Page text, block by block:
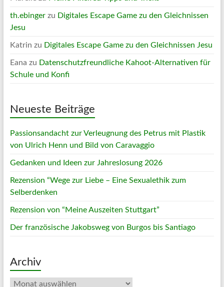
th.ebingerzu Digitales Escape Game zu den Gleichnissen
Jesu
Katrin zu Digitales Escape Game zu den Gleichnissen Jesu
Eana zu Datenschutzfreundliche Kahoot-Alternativen für
Schule und Konfi
Neueste Beiträge
Passionsandacht zur Verleugnung des Petrus mit Plastik
von Ulrich Henn und Bild von Caravaggio
Gedanken und Ideen zur Jahreslosung 2026
Rezension “Wege zur Liebe – Eine Sexualethik zum
Selberdenken
Rezension von “Meine Auszeiten Stuttgart”
Der französische Jakobsweg von Burgos bis Santiago
Archiv
Archiv